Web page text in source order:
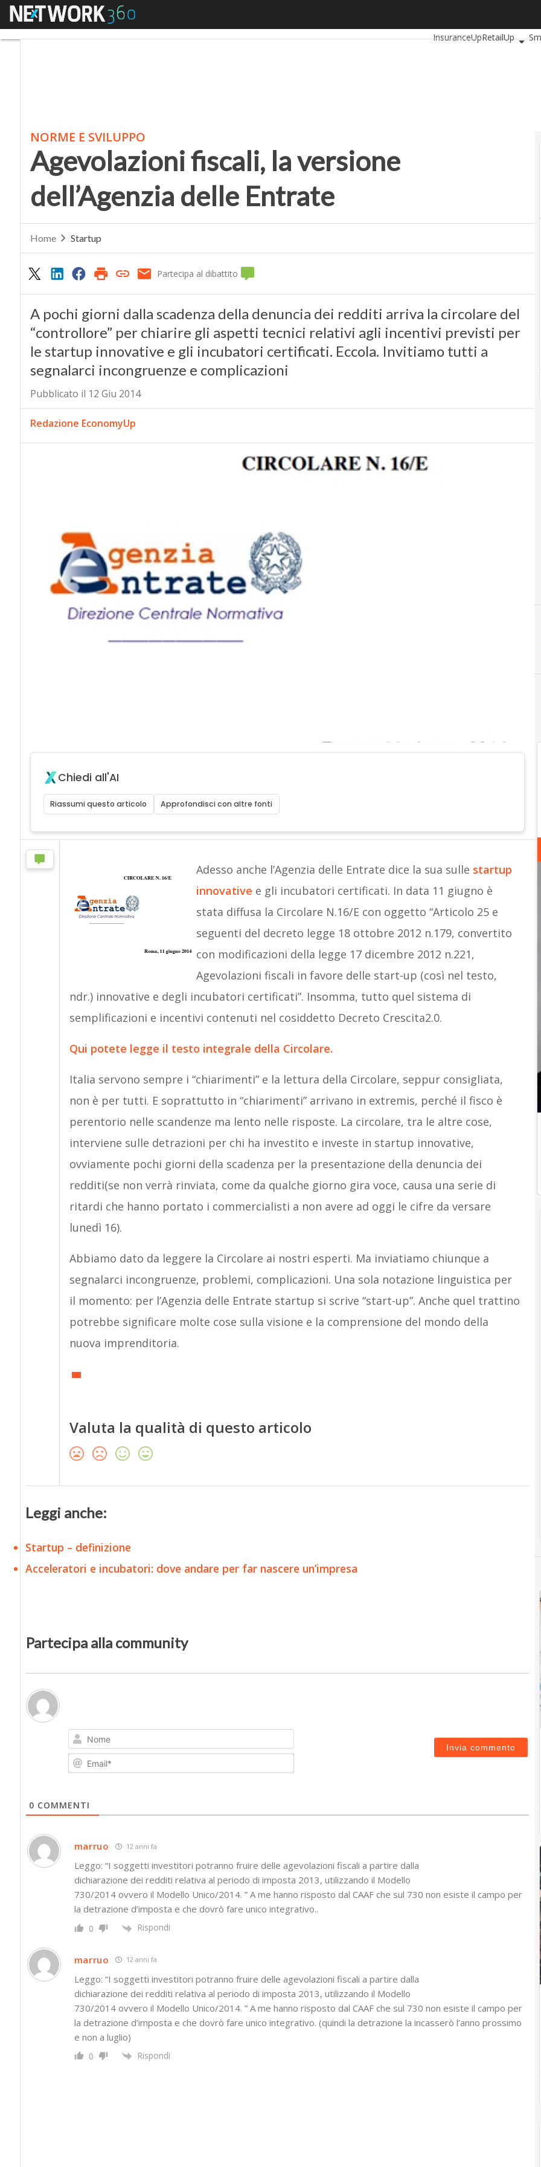
Menu
InsuranceUpRetailUp
NORME E SVILUPPO
Agevolazioni fiscali, la versione
dell’Agenzia delle Entrate
Home Startup
Partecipa al dibattito
A pochi giorni dalla scadenza della denuncia dei redditi arriva la circolare del
“controllore” per chiarire gli aspetti tecnici relativi agli incentivi previsti per
le startup innovative e gli incubatori certificati. Eccola. Invitiamo tutti a
segnalarci incongruenze e complicazioni
Pubblicato il 12 Giu 2014
Redazione EconomyUp
Chiedi all'AI
Riassumi questo articolo Approfondisci con altre fonti
Adesso anche l’Agenzia delle Entrate dice la sua sulle startup
innovative e gli incubatori certificati. In data 11 giugno è
stata diffusa la Circolare N.16/E con oggetto “Articolo 25 e
seguenti del decreto legge 18 ottobre 2012 n.179, convertito
con modificazioni della legge 17 dicembre 2012 n.221,
Agevolazioni fiscali in favore delle start-up (così nel testo,
ndr.) innovative e degli incubatori certificati”. Insomma, tutto quel sistema di
semplificazioni e incentivi contenuti nel cosiddetto Decreto Crescita2.0.
Qui potete legge il testo integrale della Circolare.
Italia servono sempre i “chiarimenti” e la lettura della Circolare, seppur consigliata,
non è per tutti. E soprattutto in “chiarimenti” arrivano in extremis, perché il fisco è
perentorio nelle scandenze ma lento nelle risposte. La circolare, tra le altre cose,
interviene sulle detrazioni per chi ha investito e investe in startup innovative,
ovviamente pochi giorni della scadenza per la presentazione della denuncia dei
redditi(se non verrà rinviata, come da qualche giorno gira voce, causa una serie di
ritardi che hanno portato i commercialisti a non avere ad oggi le cifre da versare
lunedì 16).
Abbiamo dato da leggere la Circolare ai nostri esperti. Ma inviatiamo chiunque a
segnalarci incongruenze, problemi, complicazioni. Una sola notazione linguistica per
il momento: per l’Agenzia delle Entrate startup si scrive “start-up”. Anche quel trattino
potrebbe significare molte cose sulla visione e la comprensione del mondo della
nuova imprenditoria.
Valuta la qualità di questo articolo
Leggi anche:
Startup – definizione
Acceleratori e incubatori: dove andare per far nascere un’impresa
Partecipa alla community
Nome
Email*
0 COMMENTI
marruo 12 anni fa
Leggo: “I soggetti investitori potranno fruire delle agevolazioni fiscali a partire dalla
dichiarazione dei redditi relativa al periodo di imposta 2013, utilizzando il Modello
730/2014 ovvero il Modello Unico/2014. ” A me hanno risposto dal CAAF che sul 730 non esiste il campo per
la detrazione d’imposta e che dovrò fare unico integrativo..
0 Rispondi
marruo 12 anni fa
Leggo: “I soggetti investitori potranno fruire delle agevolazioni fiscali a partire dalla
dichiarazione dei redditi relativa al periodo di imposta 2013, utilizzando il Modello
730/2014 ovvero il Modello Unico/2014. ” A me hanno risposto dal CAAF che sul 730 non esiste il campo per
la detrazione d’imposta e che dovrò fare unico integrativo. (quindi la detrazione la incasserò l’anno prossimo
e non a luglio)
0 Rispondi